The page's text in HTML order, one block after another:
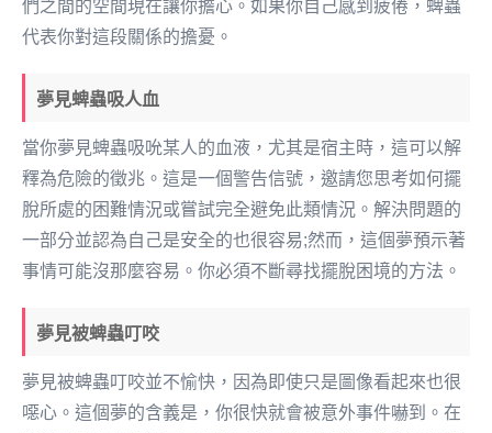
們之間的空間現在讓你擔心。如果你自己感到疲倦，蜱蟲
代表你對這段關係的擔憂。
夢見蜱蟲吸人血
當你夢見蜱蟲吸吮某人的血液，尤其是宿主時，這可以解
釋為危險的徵兆。這是一個警告信號，邀請您思考如何擺
脫所處的困難情況或嘗試完全避免此類情況。解決問題的
一部分並認為自己是安全的也很容易;然而，這個夢預示著
事情可能沒那麼容易。你必須不斷尋找擺脫困境的方法。
夢見被蜱蟲叮咬
夢見被蜱蟲叮咬並不愉快，因為即使只是圖像看起來也很
噁心。這個夢的含義是，你很快就會被意外事件嚇到。在